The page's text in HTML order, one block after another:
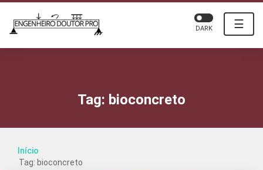
☰
DARK
Tag: bioconcreto
Início
Tag: bioconcreto